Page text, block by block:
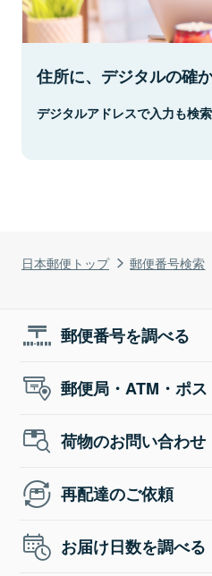
日本郵便トップ 郵便番号検索
住所に、デジタルの確か
デジタルアドレスで入力も検索
郵便番号を調べる
郵便局・ATM・ポ
荷物のお問い合わせ
再配達のご依頼
お届け日数を調べる